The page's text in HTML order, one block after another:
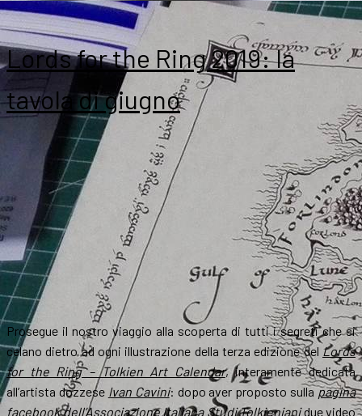
Lords for the Ring 2019: la
tavola di giugno
Prosegue il nostro viaggio alla scoperta di tutti i segreti che si
celano dietro ad ogni illustrazione della terza edizione del Lords
for the Ring – Tolkien Art Calendar, interamente dedicata
all’artista dozzese Ivan Cavini: dopo aver proposto sullapagina
facebook dell’Associazione Italiana Studi Tolkienianidue video